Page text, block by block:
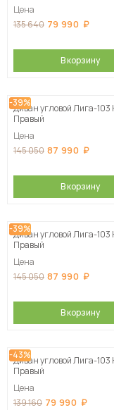
Цена
135 640 79 990
В корзину
-39%
Диван угловой Лига-
Правый
Цена
145 050 87 990
В корзину
-39%
Диван угловой Лига-
Правый
Цена
145 050 87 990
В корзину
-43%
Диван угловой Лига-
Правый
Цена
139 160 79 990